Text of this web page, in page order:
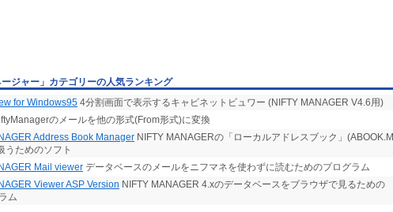
ージャー」カテゴリーの人気ランキング
for Windows95 4分割画面で表示するキャビネットビュワー (NIFTY MANAGER V4.6用)
のメールを他の形式(From形式)に変換
Address Book Manager NIFTY MANAGERの「ローカルアドレスブック」(ABOOK.M
うためのソフト
Mail viewer データベースのメールをニフマネを使わずに読むためのプログラム
Viewer ASP Version NIFTY MANAGER 4.xのデータベースをブラウザで見るための
ム